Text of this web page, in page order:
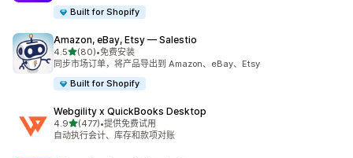
Built for Shopify
Amazon, eBay, Etsy — Salestio
4.5星（满分 5 星）
(80)
总共 80 条评论
•免费安装
同步市场订单，将产品导出到 Amazon、eBay、Etsy
Built for Shopify
Webgility x QuickBooks Desktop
4.9星（满分 5 星）
(477)
总共 477 条评论
•提供免费试用
自动执行会计、库存和款项对账